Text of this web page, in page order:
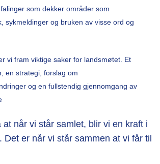
som dekker områder som
sykmeldinger og bruken av visse ord og
vi fram viktige saker for landsmøtet. Et
en strategi, forslag om
og en fullstendig gjennomgang av
at når vi står samlet, blir vi en kraft i
Det er når vi står sammen at vi får til